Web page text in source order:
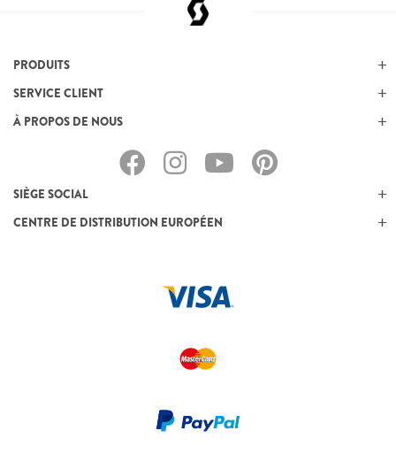
PRODUITS
SERVICE CLIENT
À PROPOS DE NOUS
SIÈGE SOCIAL
CENTRE DE DISTRIBUTION EUROPÉEN